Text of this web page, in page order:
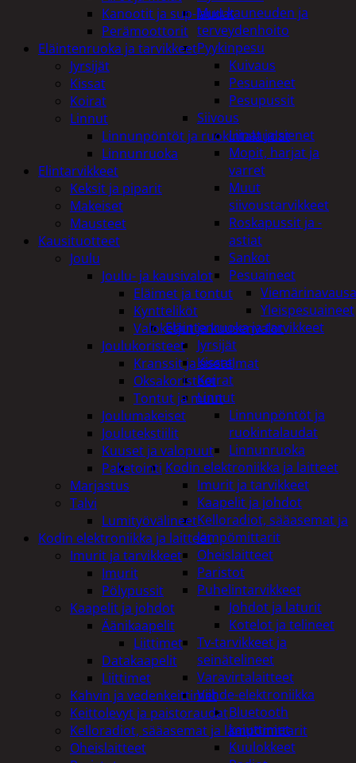
Muu kauneuden ja
terveydenhoito
Pyykinpesu
Kuivaus
Pesuaineet
Pesupussit
Siivous
Liinat ja sienet
Mopit, harjat ja
varret
Muut
siivoustarvikkeet
Roskapussit ja -
astiat
Sankot
Pesuaineet
Yleispesuaineet
Eläintenruoka ja tarvikkeet
Jyrsijät
Kissat
Koirat
Linnut
Linnunpöntöt ja
ruokintalaudat
Linnunruoka
Kodin elektroniikka ja laitteet
Imurit ja tarvikkeet
Kaapelit ja johdot
Kelloradiot, sääasemat ja
lämpömittarit
Oheislaitteet
Paristot
Puhelintarvikkeet
Johdot ja laturit
Kotelot ja telineet
Tv-tarvikkeet ja
seinätelineet
Varavirtalaitteet
Viihde-elektroniikka
Bluetooth
kaiuttimet
Kuulokkeet
Kanootit ja sup-laudat
Perämoottorit
Eläintenruoka ja tarvikkeet
Jyrsijät
Kissat
Koirat
Linnut
Linnunpöntöt ja ruokintalaudat
Linnunruoka
Elintarvikkeet
Keksit ja piparit
Makeiset
Mausteet
Kausituotteet
Joulu
Joulu- ja kausivalot
Eläimet ja tontut
Kyntteliköt
Valoketjut ja kuusenvalot
Joulukoristeet
Kranssit ja asetelmat
Oksakoristeet
Tontut ja muut
Joulumakeiset
Joulutekstiilit
Kuuset ja valopuut
Paketointi
Marjastus
Talvi
Lumityövälineet
Kodin elektroniikka ja laitteet
Imurit ja tarvikkeet
Imurit
Pölypussit
Kaapelit ja johdot
Äänikaapelit
Liittimet
Datakaapelit
Liittimet
Kahvin ja vedenkeittimet
Keittolevyt ja paistoraudat
Kelloradiot, sääasemat ja lämpömittarit
Oheislaitteet